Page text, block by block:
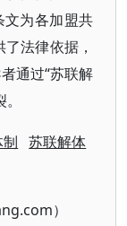
文为各加盟共
法律依据，
通过“苏联解
苏联解体
）